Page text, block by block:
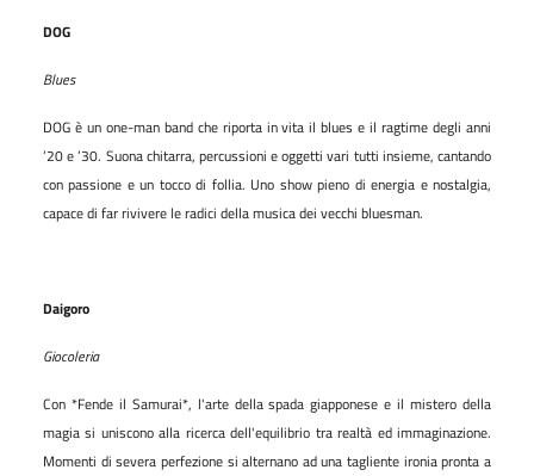
DOG
Blues
DOG è un one-man band che riporta in vita il blues e il ragtime degli anni
’20 e ’30. Suona chitarra, percussioni e oggetti vari tutti insieme, cantando
con passione e un tocco di follia. Uno show pieno di energia e nostalgia,
capace di far rivivere le radici della musica dei vecchi bluesman.
Daigoro
Giocoleria
Con *Fende il Samurai*, l'arte della spada giapponese e il mistero della
magia si uniscono alla ricerca dell'equilibrio tra realtà ed immaginazione.
Momenti di severa perfezione si alternano ad una tagliente ironia pronta a